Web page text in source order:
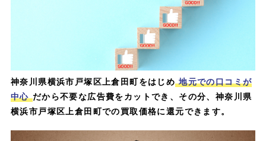
神奈川県横浜市戸塚区上倉田町をはじめ 地元での口コミが
中心 だから不要な広告費をカットでき、その分、神奈川県
横浜市戸塚区上倉田町での買取価格に還元できます。